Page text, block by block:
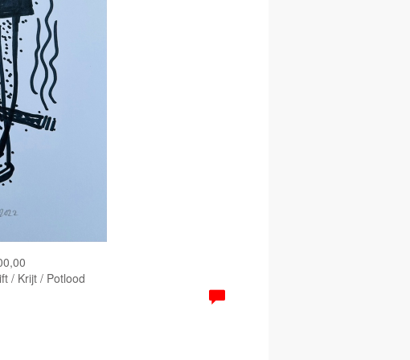
/ Krijt / Potlood